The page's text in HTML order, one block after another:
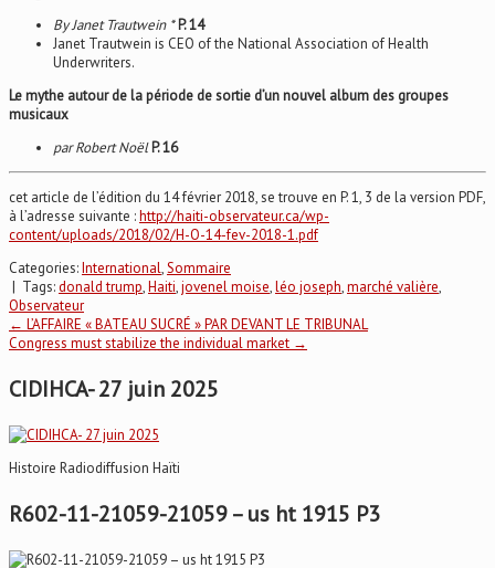
By Janet Trautwein * P. 14
Janet Trautwein is CEO of the National Association of Health
Underwriters.
Le mythe autour de la période de sortie d’un nouvel album des groupes
musicaux
par Robert Noël P. 16
cet article de l’édition du 14 février 2018, se trouve en P. 1, 3 de la version PDF,
à l’adresse suivante :http://haiti-observateur.ca/wp-
content/uploads/2018/02/H-O-14-fev-2018-1.pdf
Categories:International,Sommaire
| Tags:donald trump,Haiti,jovenel moise,léo joseph,marché valière,
Observateur
Post
navigation
← L’AFFAIRE « BATEAU SUCRÉ » PAR DEVANT LE TRIBUNAL
Congress must stabilize the individual market →
CIDIHCA- 27 juin 2025
Histoire Radiodiffusion Haïti
R602-11-21059-21059 – us ht 1915 P3